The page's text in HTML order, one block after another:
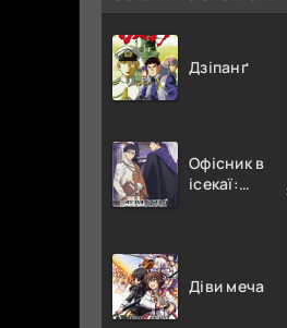
Дзіпанґ
Офісник в
ісекаї:
від
Діви меча